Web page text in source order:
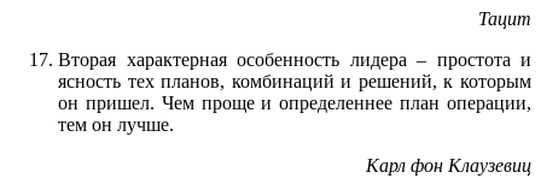
Тацит
Вторая характерная особенность лидера – простота и
ясность тех планов, комбинаций и решений, к которым
он пришел. Чем проще и определеннее план операции,
тем он лучше.
Карл фон Клаузевиц